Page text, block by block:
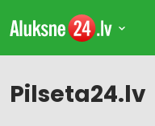
Pilseta24.lv